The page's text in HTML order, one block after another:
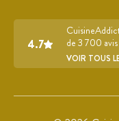
4.7
de 3 700
VOIR TOUS